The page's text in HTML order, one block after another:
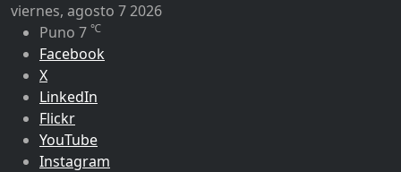
viernes, agosto 7 2026
Puno 7 ℃
Facebook
X
LinkedIn
Flickr
YouTube
Instagram